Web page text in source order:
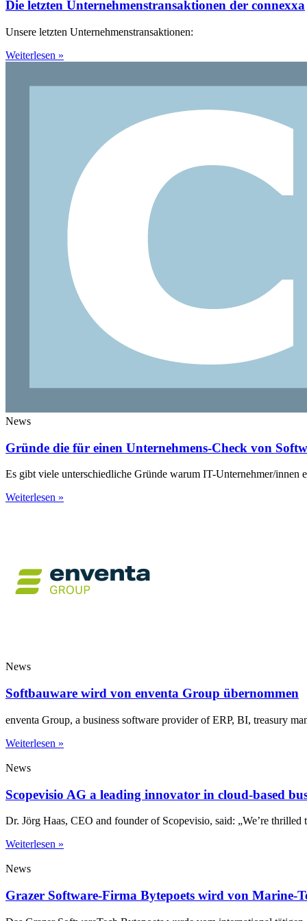
Die letzten Unternehmenstransaktionen der connexxa
Unsere letzten Unternehmenstransaktionen:
Weiterlesen »
News
Gründe die für einen Unternehmens-Check von
Es gibt viele unterschiedliche Gründe warum IT-Unternehmer/innen
Weiterlesen »
News
Softbauware wird von enventa Group übernommen
enventa Group, a business software provider of ERP, BI, treasury
Weiterlesen »
News
Scopevisio AG a leading innovator in cloud-based
Dr. Jörg Haas, CEO and founder of Scopevisio, said: „We’re thrilled
Weiterlesen »
News
Grazer Software-Firma Bytepoets wird von Marine-